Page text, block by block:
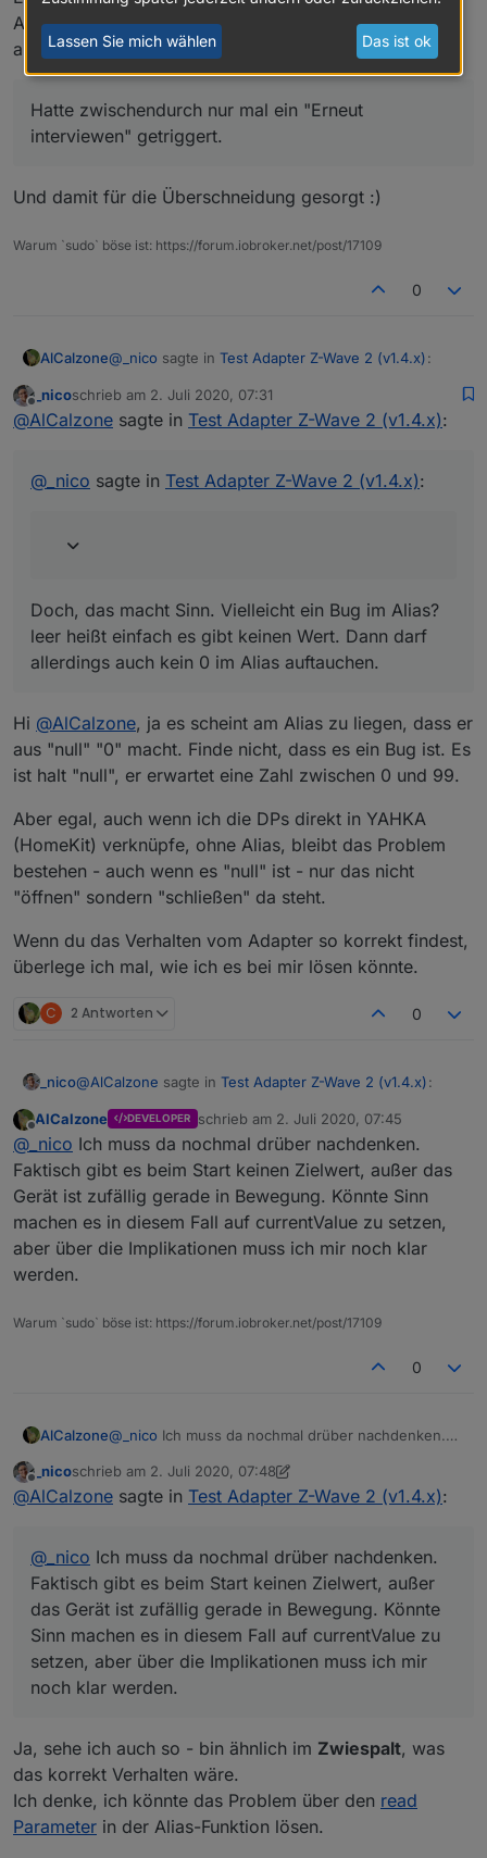
Adapter füttern kannst. Manche findest du auch direkt
auf der Seite von Aeotec.
Hatte zwischendurch nur mal ein "Erneut
interviewen" getriggert.
Und damit für die Überschneidung gesorgt :)
Warum `sudo` böse ist: https://forum.iobroker.net/post/17109
0
AlCalzone@ _nico sagte in Test Adapter Z-Wave 2 (v1.4.x):
Im Alias-DP wird der Wert auf 0 geändert, der
leer heißt einfach es gibt keinen Wert. Dann darf
allerdings auch kein 0 im Alias auftauchen.
dass das Gerät nach dem Upload einer falschen
Firmware Schrott ist - das wollte ich nicht testen.
Der Standard gibt hier zwar Möglichkeiten zur
Informationen in der Regel nicht.
nachgefragt, dass er auf einer alten Firmware sei,
ich aber kein Update finden kann. In 2-3 Tagen
hatte ich dann die EXE-Datei zum Update erhalten,
Hatte zwischendurch nur mal ein "Erneut
interviewen" getriggert.
Offline
_nicoschrieb am 2. Juli 2020, 07:31
zuletzt editiert von
@AlCalzone sagte in Test Adapter Z-Wave 2 (v1.4.x):
@ _nico sagte in Test Adapter Z-Wave 2 (v1.4.x):
Doch, das macht Sinn. Vielleicht ein Bug im Alias?
leer heißt einfach es gibt keinen Wert. Dann darf
allerdings auch kein 0 im Alias auftauchen.
Hi @AlCalzone, ja es scheint am Alias zu liegen, dass er
aus "null" "0" macht. Finde nicht, dass es ein Bug ist. Es
ist halt "null", er erwartet eine Zahl zwischen 0 und 99.
Aber egal, auch wenn ich die DPs direkt in YAHKA
(HomeKit) verknüpfe, ohne Alias, bleibt das Problem
bestehen - auch wenn es "null" ist - nur das nicht
"öffnen" sondern "schließen" da steht.
Wenn du das Verhalten vom Adapter so korrekt findest,
überlege ich mal, wie ich es bei mir lösen könnte.
C 2 Antworten 0
_nico@AlCalzone sagte in Test Adapter Z-Wave 2 (v1.4.x):
@ _nicosagte inTest Adapter Z-Wave 2 (v1.4.x):
Im Alias-DP wird der Wert auf 0 geändert, der
DP "targetValue" ist einfach "leer" (null o.ä.) -
allerdings auch kein 0 im Alias auftauchen.
Hi@AlCalzone, ja es scheint am Alias zu liegen, dass er
aus "null" "0" macht. Finde nicht, dass es ein Bug ist. Es
ist halt "null", er erwartet eine Zahl zwischen 0 und 99.
Aber egal, auch wenn ich die DPs direkt in YAHKA
(HomeKit) verknüpfe, ohne Alias, bleibt das Problem
bestehen - auch wenn es "null" ist - nur das nicht
"öffnen" sondern "schließen" da steht.
Wenn du das Verhalten vom Adapter so korrekt findest,
überlege ich mal, wie ich es bei mir lösen könnte.
Offline
AlCalzone DEVELOPER schrieb am 2. Juli 2020, 07:45
zuletzt editiert von
@ _nico Ich muss da nochmal drüber nachdenken.
Faktisch gibt es beim Start keinen Zielwert, außer das
Gerät ist zufällig gerade in Bewegung. Könnte Sinn
machen es in diesem Fall auf currentValue zu setzen,
aber über die Implikationen muss ich mir noch klar
werden.
Warum `sudo` böse ist: https://forum.iobroker.net/post/17109
0
AlCalzone@ _nico Ich muss da nochmal drüber nachdenken.
das Gerät ist zufällig gerade in Bewegung. Könnte
Sinn machen es in diesem Fall auf currentValue zu
Offline
_nicoschrieb am 2. Juli 2020, 07:48
zuletzt editiert von _nico 7. Feb. 2020, 10:57
@AlCalzone sagte in Test Adapter Z-Wave 2 (v1.4.x):
@ _nico Ich muss da nochmal drüber nachdenken.
Faktisch gibt es beim Start keinen Zielwert, außer
das Gerät ist zufällig gerade in Bewegung. Könnte
Sinn machen es in diesem Fall auf currentValue zu
setzen, aber über die Implikationen muss ich mir
noch klar werden.
Ja, sehe ich auch so - bin ähnlich im Zwiespalt, was
das korrekt Verhalten wäre.
Ich denke, ich könnte das Problem über den read
Parameter in der Alias-Funktion lösen.
Lassen Sie mich wählen Das ist ok